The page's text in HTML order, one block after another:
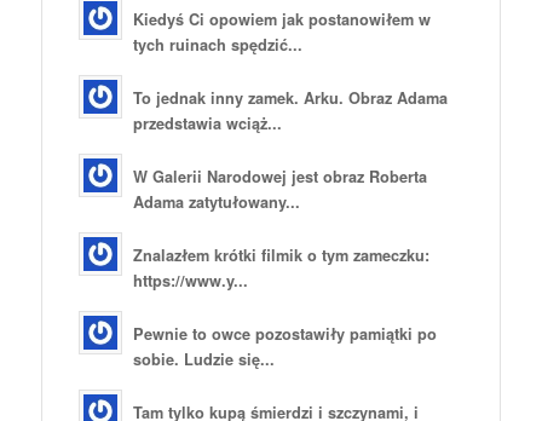
Kiedyś Ci opowiem jak postanowiłem w
tych ruinach spędzić...
To jednak inny zamek. Arku. Obraz Adama
przedstawia wciąż...
W Galerii Narodowej jest obraz Roberta
Adama zatytułowany...
Znalazłem krótki filmik o tym zameczku:
https://www.y...
Pewnie to owce pozostawiły pamiątki po
sobie. Ludzie się...
Tam tylko kupą śmierdzi i szczynami, i